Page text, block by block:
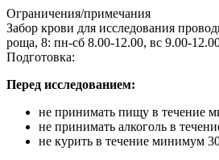
Ограничения/примечания
Забор крови для исследования
роща, 8: пн-сб 8.00-12.00, вс 9.00-
Подготовка:
Перед исследованием:
не принимать пищу в течение
не принимать алкоголь в
не курить в течение минимум